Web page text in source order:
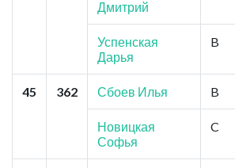
Дмитрий
Успенская
Дарья
B
45 362 Сбоев Илья B
Новицкая
Софья
C